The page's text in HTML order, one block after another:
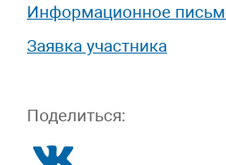
Информационное
Заявка участника
Поделиться: